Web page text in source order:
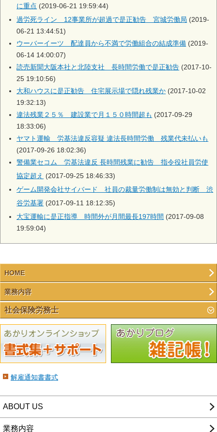
に重点 (2019-06-21 19:59:44)
過労死ライン 12事業所が超過で是正勧告 宮城労働局 (2019-
06-21 13:44:51)
ウーバーイーツ 配達員から不満で労働組合の結成準備 (2019-
06-14 14:00:07)
読売新聞大阪本社と北陸支社 長時間労働で是正勧告 (2017-10-
25 19:10:56)
大和ハウスに是正勧告 住宅展示場で隠れ残業か (2017-10-02
19:32:13)
違法残業２５％ 建設業で月１５０時間超も (2017-09-29
18:33:06)
ヤマト運輸 労基法違反容疑 違法長時間労働 残業代未払いも
(2017-09-26 18:02:36)
警備業セコム 労基法違反 長時間残業に勧告 指令役社員労使
協定超え (2017-09-25 18:46:33)
ゲーム開発会社サイバード 社員の裁量労働制は無効と判断 渋
谷労基署 (2017-09-11 18:12:35)
大宝運輸に是正指導 時間外が月間最長197時間 (2017-09-08
19:59:04)
HOME
業務内容
社会保険労務士
解雇通知書書式
ABOUT US
業務内容